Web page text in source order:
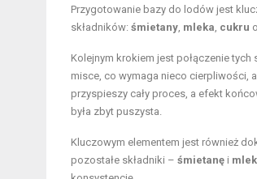
Przygotowanie bazy do lodów jest
składników: śmietany, mleka, cukru
Kolejnym krokiem jest połączenie
misce, co wymaga nieco cierpliwości,
przyspieszy cały proces, a efekt
była zbyt puszysta.
Kluczowym elementem jest również
pozostałe składniki – śmietanę i